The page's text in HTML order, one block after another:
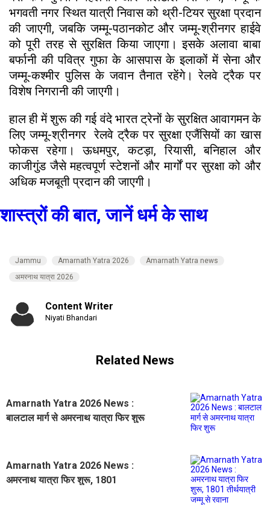
भगवती नगर स्थित यात्री निवास को थ्री-टियर सुरक्षा प्रदान
की जाएगी, जबकि जम्मू-पठानकोट और जम्मू-श्रीनगर हाईवे
को पूरी तरह से सुरक्षित किया जाएगा। इसके अलावा बाबा
बर्फानी की पवित्र गुफा के आसपास के इलाकों में सेना और
जम्मू-कश्मीर पुलिस के जवान तैनात रहेंगे। रेलवे ट्रैक पर
विशेष निगरानी की जाएगी।
हाल ही में शुरू की गई वंदे भारत ट्रेनों के सुरक्षित आवागमन के
लिए जम्मू-श्रीनगर रेलवे ट्रैक पर सुरक्षा एजैंसियों का खास
फोकस रहेगा। ऊधमपुर, कटड़ा, रियासी, बनिहाल और
काजीगुंड जैसे महत्वपूर्ण स्टेशनों और मार्गों पर सुरक्षा को और
अधिक मजबूती प्रदान की जाएगी।
शास्त्रों की बात, जानें धर्म के साथ
Jammu Amarnath Yatra 2026
Amarnath Yatra news
अमरनाथ यात्रा 2026
Content Writer
Niyati Bhandari
Related News
Amarnath Yatra 2026 News :
बालटाल मार्ग से अमरनाथ यात्रा फिर शुरू
Amarnath Yatra 2026 News :
अमरनाथ यात्रा फिर शुरू, 1801